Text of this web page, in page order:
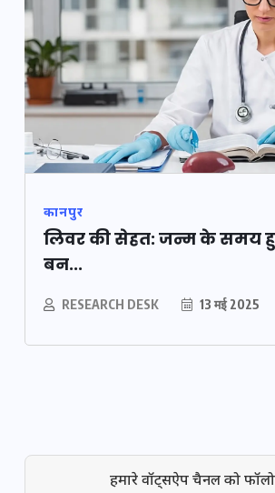
कानपुर
लिवर की सेहत: जन्म के समय
बन...
RESEARCH DESK 13 मई 2025
हमारे वॉट्सऐप चैनल को